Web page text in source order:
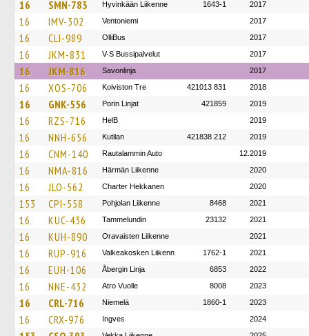
16 SMN-783 Hyvinkään Liikenne 1643-1 2017
16 IMV-302 Ventoniemi 2017
16 CLI-989 OlliBus 2017
16 JKM-831 V-S Bussipalvelut 2017
16 JKM-816 Savonlinja 2017
16 XOS-706 Koiviston Tre 421013 831 2018
16 GNK-556 Porin Linjat 421859 2019
16 RZS-716 HelB 2019
16 NNH-656 Kutilan 421838 212 2019
16 CNM-140 Rautalammin Auto 12.2019
16 NMA-816 Härmän Liikenne 2020
16 JLO-562 Charter Hekkanen 2020
153 CPI-558 Pohjolan Liikenne 8468 2021
16 KUC-436 Tammelundin 23132 2021
16 KUH-890 Oravaisten Liikenne 2021
16 RUP-916 Valkeakosken Liikenn 1762-1 2021
16 EUH-106 Åbergin Linja 6853 2022
16 NNE-432 Atro Vuolle 8008 2023
16 CRL-716 Niemelä 1860-1 2023
16 CRX-976 Ingves 2024